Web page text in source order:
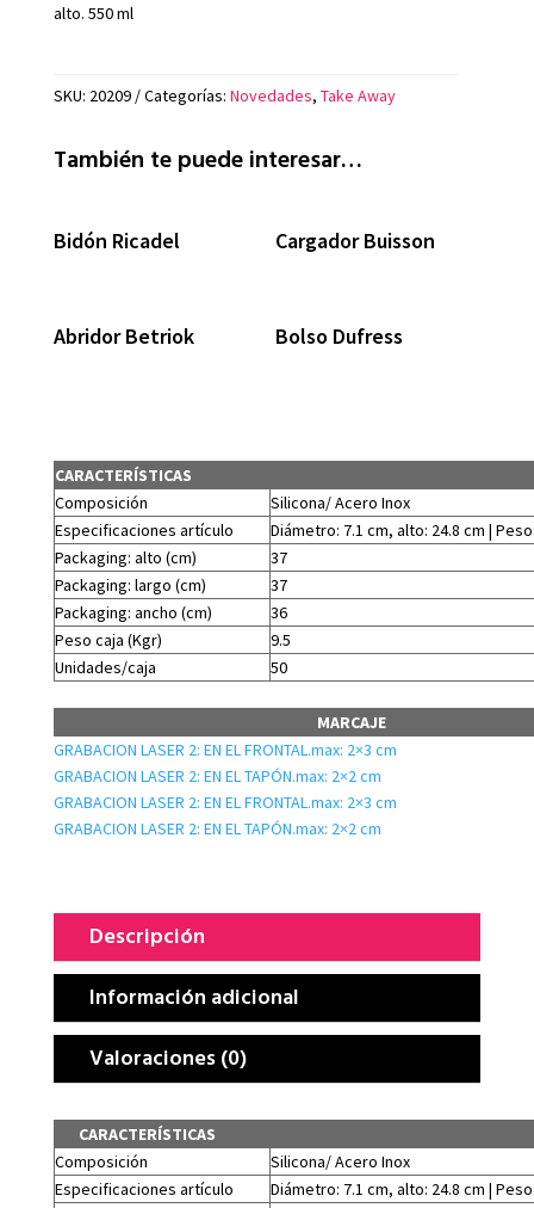
alto. 550 ml
SKU: 20209 Categorías: Novedades, Take Away
También te puede interesar…
Bidón Ricadel Cargador Buisson
Abridor Betriok Bolso Dufress
CARACTERÍSTICAS
Composición
Silicona/ Acero Inox
Especificaciones artículo
Diámetro: 7.1 cm, alto: 24.8 cm |
Packaging: alto (cm)
37
Packaging: largo (cm)
37
Packaging: ancho (cm)
36
Peso caja (Kgr)
9.5
Unidades/caja
50
MARCAJE
GRABACION LASER 2: EN EL FRONTAL.max: 2×3 cm
GRABACION LASER 2: EN EL TAPÓN.max: 2×2 cm
GRABACION LASER 2: EN EL FRONTAL.max: 2×3 cm
GRABACION LASER 2: EN EL TAPÓN.max: 2×2 cm
Descripción
Información adicional
Valoraciones (0)
CARACTERÍSTICAS
Composición
Silicona/ Acero Inox
Especificaciones artículo
Diámetro: 7.1 cm, alto: 24.8 cm |